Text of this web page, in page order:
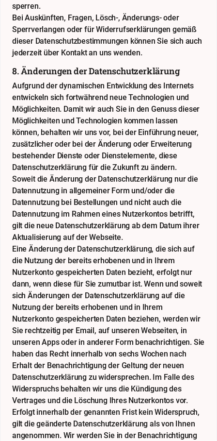
sperren.
Bei Auskünften, Fragen, Lösch-, Änderungs- oder
Sperrverlangen oder für Widerrufserklärungen gemäß
dieser Datenschutzbestimmungen können Sie sich auch
jederzeit über Kontakt an uns wenden.
8. Änderungen der Datenschutzerklärung
Aufgrund der dynamischen Entwicklung des Internets
entwickeln sich fortwährend neue Technologien und
Möglichkeiten. Damit wir auch Sie in den Genuss dieser
Möglichkeiten und Technologien kommen lassen
können, behalten wir uns vor, bei der Einführung neuer,
zusätzlicher oder bei der Änderung oder Erweiterung
bestehender Dienste oder Dienstelemente, diese
Datenschutzerklärung für die Zukunft zu ändern.
Soweit die Änderung der Datenschutzerklärung nur die
Datennutzung in allgemeiner Form und/oder die
Datennutzung bei Bestellungen und nicht auch die
Datennutzung im Rahmen eines Nutzerkontos betrifft,
gilt die neue Datenschutzerklärung ab dem Datum ihrer
Aktualisierung auf der Webseite.
Eine Änderung der Datenschutzerklärung, die sich auf
die Nutzung der bereits erhobenen und in Ihrem
Nutzerkonto gespeicherten Daten bezieht, erfolgt nur
dann, wenn diese für Sie zumutbar ist. Wenn und soweit
sich Änderungen der Datenschutzerklärung auf die
Nutzung der bereits erhobenen und in Ihrem
Nutzerkonto gespeicherten Daten beziehen, werden wir
Sie rechtzeitig per Email, auf unseren Webseiten, in
unseren Apps oder in anderer Form benachrichtigen. Sie
haben das Recht innerhalb von sechs Wochen nach
Erhalt der Benachrichtigung der Geltung der neuen
Datenschutzerklärung zu widersprechen. Im Falle des
Widerspruchs behalten wir uns die Kündigung des
Vertrages und die Löschung Ihres Nutzerkontos vor.
Erfolgt innerhalb der genannten Frist kein Widerspruch,
gilt die geänderte Datenschutzerklärung als von Ihnen
angenommen. Wir werden Sie in der Benachrichtigung